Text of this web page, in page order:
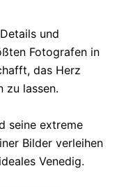
und
Fotografen in
das Herz
zu lassen.
seine extreme
Bilder verleihen
Venedig.